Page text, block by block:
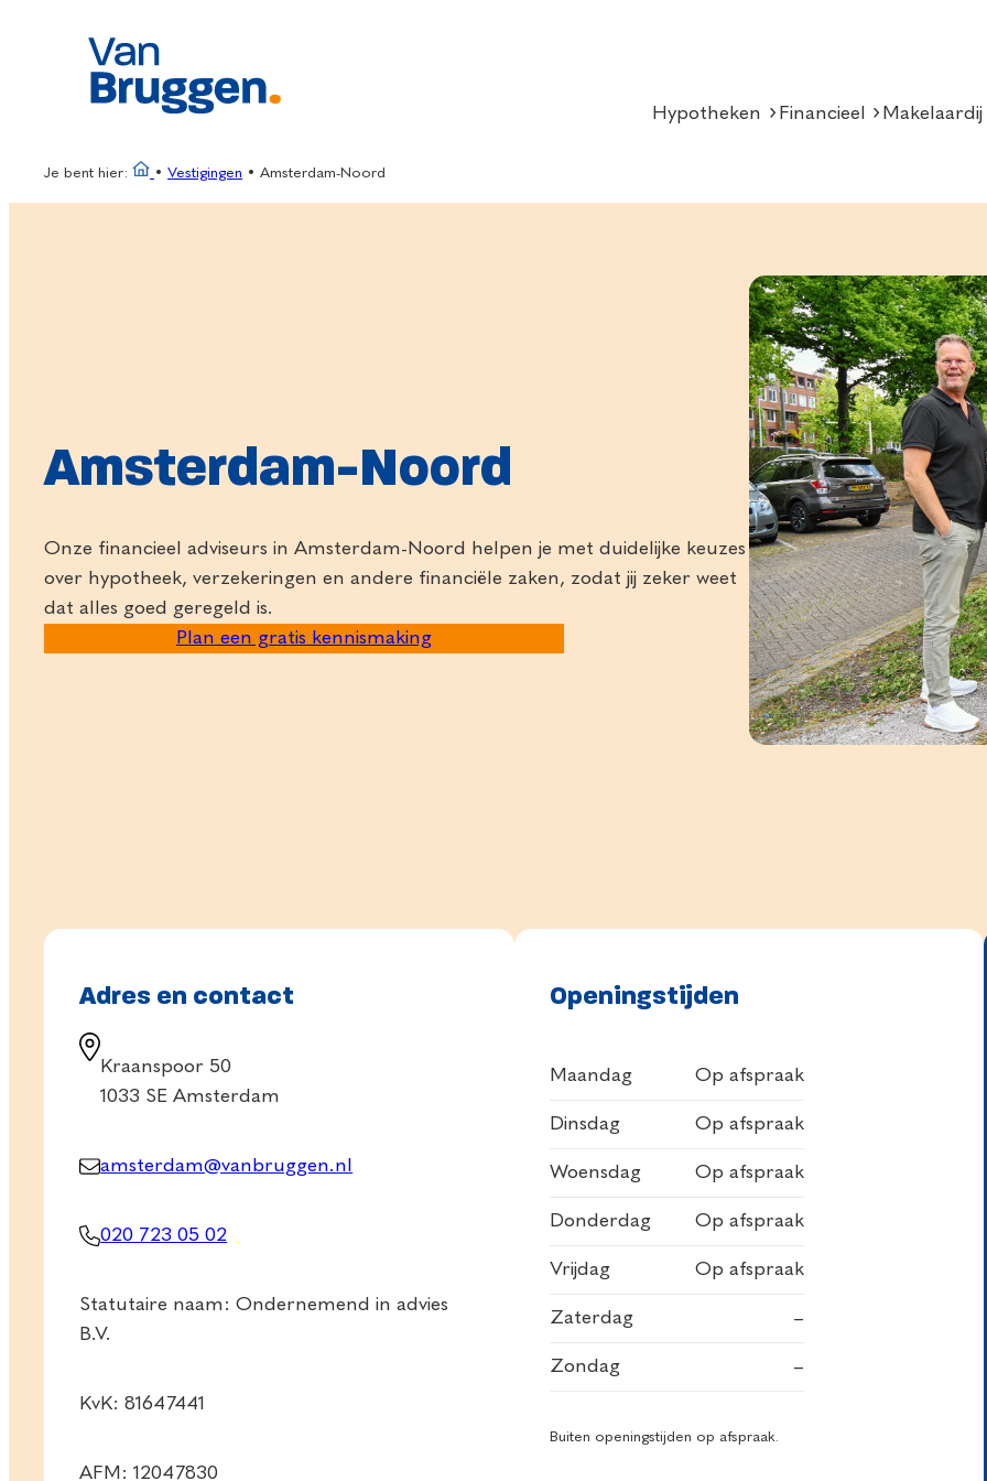
Hypotheken Financieel Makelaardij
Je bent hier: • Vestigingen • Amsterdam-Noord
Amsterdam-Noord
Onze financieel adviseurs in Amsterdam-Noord helpen je met duidelijke keuzes
over hypotheek, verzekeringen en andere financiële zaken, zodat jij zeker weet
dat alles goed geregeld is.
Plan een gratis kennismaking
Adres en contact
Kraanspoor 50
1033 SE Amsterdam
amsterdam@vanbruggen.nl
020 723 05 02
Statutaire naam: Ondernemend in advies
B.V.
KvK: 81647441
AFM: 12047830
Openingstijden
Maandag Op afspraak
Dinsdag Op afspraak
Woensdag Op afspraak
Donderdag Op afspraak
Vrijdag Op afspraak
Zaterdag –
Zondag –
Buiten openingstijden op afspraak.